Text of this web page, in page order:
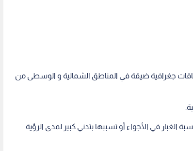
جغرافية ضيقة في المناطق الشمالية و الوسطى من
الغبار في الأجواء أو تسببها بتدني كبير لمدى الرؤية